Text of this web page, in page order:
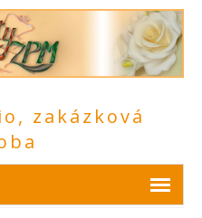
zakázková